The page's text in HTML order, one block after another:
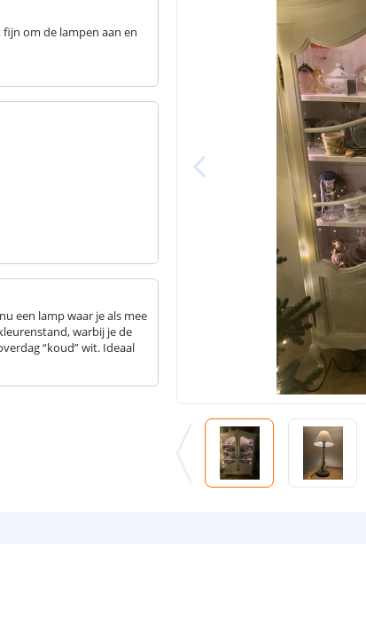
om de lampen aan en
een lamp waar je als mee
warbij je de
“koud” wit. Ideaal